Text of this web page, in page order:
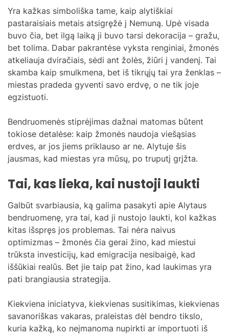
Yra kažkas simboliška tame, kaip alytiškiai
pastaraisiais metais atsigręžė į Nemuną. Upė visada
buvo čia, bet ilgą laiką ji buvo tarsi dekoracija – gražu,
bet tolima. Dabar pakrantėse vyksta renginiai, žmonės
atkeliauja dviračiais, sėdi ant žolės, žiūri į vandenį. Tai
skamba kaip smulkmena, bet iš tikrųjų tai yra ženklas –
miestas pradeda gyventi savo erdvę, o ne tik joje
egzistuoti.
Bendruomenės stiprėjimas dažnai matomas būtent
tokiose detalėse: kaip žmonės naudoja viešąsias
erdves, ar jos jiems priklauso ar ne. Alytuje šis
jausmas, kad miestas yra mūsų, po truputį grįžta.
Tai, kas lieka, kai nustoji laukti
Galbūt svarbiausia, ką galima pasakyti apie Alytaus
bendruomenę, yra tai, kad ji nustojo laukti, kol kažkas
kitas išspręs jos problemas. Tai nėra naivus
optimizmas – žmonės čia gerai žino, kad miestui
trūksta investicijų, kad emigracija nesibaigė, kad
iššūkiai realūs. Bet jie taip pat žino, kad laukimas yra
pati brangiausia strategija.
Kiekviena iniciatyva, kiekvienas susitikimas, kiekvienas
savanoriškas vakaras, praleistas dėl bendro tikslo,
kuria kažką, ko neįmanoma nupirkti ar importuoti iš